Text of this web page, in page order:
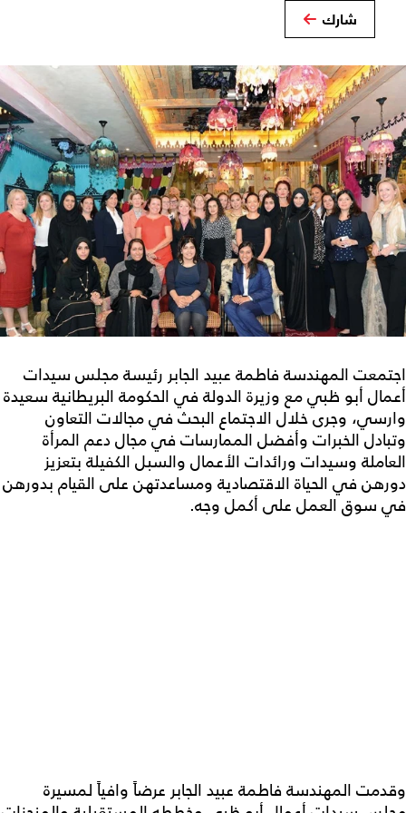
شارك
اجتمعت المهندسة فاطمة عبيد الجابر رئيسة مجلس سيدات
أعمال أبو ظبي مع وزيرة الدولة في الحكومة البريطانية سعيدة
وارسي، وجرى خلال الاجتماع البحث في مجالات التعاون
وتبادل الخبرات وأفضل الممارسات في مجال دعم المرأة
العاملة وسيدات ورائدات الأعمال والسبل الكفيلة بتعزيز
دورهن في الحياة الاقتصادية ومساعدتهن على القيام بدورهن
في سوق العمل على أكمل وجه.
وقدمت المهندسة فاطمة عبيد الجابر عرضاً وافياً لمسيرة